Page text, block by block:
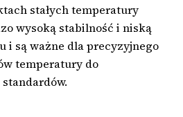
stałych temperatury
wysoką stabilność i niską
i są ważne dla precyzyjnego
temperatury do